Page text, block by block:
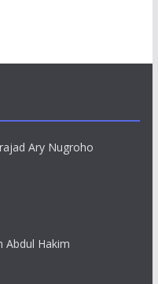
Ary Nugroho
Abdul Hakim